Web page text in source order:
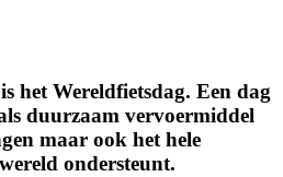
het Wereldfietsdag. Een dag
duurzaam vervoermiddel
maar ook het hele
ondersteunt.